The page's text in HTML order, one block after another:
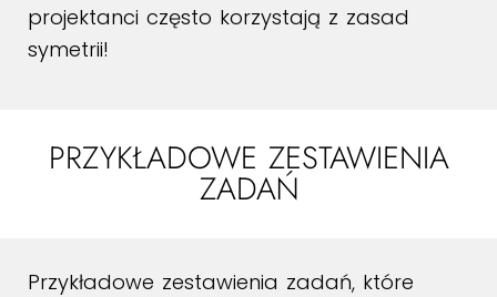
projektanci często korzystają z zasad
symetrii!
PRZYKŁADOWE ZESTAWIENIA
ZADAŃ
Przykładowe zestawienia zadań, które